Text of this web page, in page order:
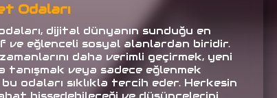
Odaları
dijital dünyanın sunduğu en
eğlenceli sosyal alanlardan biridir.
daha verimli geçirmek, yeni
tanışmak veya sadece eğlenmek
bu odaları sıklıkla tercih eder. Herkesin